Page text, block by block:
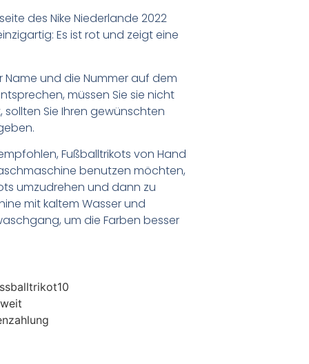
des Nike Niederlande 2022
Es ist rot und zeigt eine
Name und die Nummer auf dem
müssen Sie sie nicht
Sie Ihren gewünschten
Fußballtrikots von Hand
benutzen möchten,
umzudrehen und dann zu
mit kaltem Wasser und
um die Farben besser